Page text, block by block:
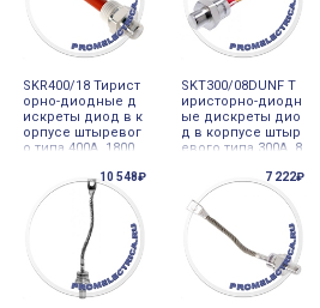
SKR400/18 Тирист
орно-диодные д
искреты диод в к
орпусе штыревог
о типа 400A 1800
SKT300/08DUNF Т
иристорно-диодн
ые дискреты дио
д в корпусе штыр
евого типа 300A 8
10 548₽ 7 222₽